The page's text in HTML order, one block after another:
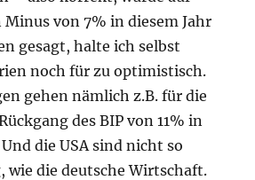
von 7% in diesem Jahr
gesagt, halte ich selbst
noch für zu optimistisch.
gehen nämlich z.B. für die
des BIP von 11% in
Und die USA sind nicht so
wie die deutsche Wirtschaft.